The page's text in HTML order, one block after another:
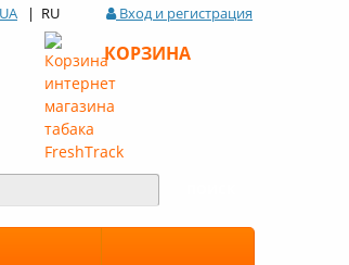
UA | RU Вход и регистрация
КОРЗИНА